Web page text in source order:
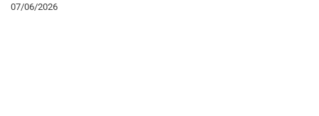
07/06/2026